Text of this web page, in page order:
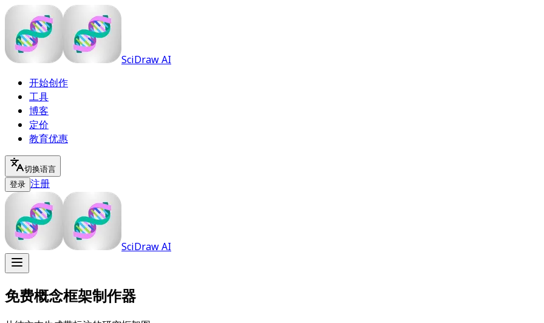
SciDraw AI
开始创作
工具
博客
定价
教育优惠
切换语言
登录 注册
SciDraw AI
免费概念框架制作器